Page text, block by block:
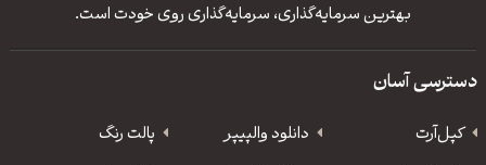
بهترین سرمایه‌گذاری، سرمایه‌گذاری روی خودت است.
دسترسی آسان
کپل‌آرت دانلود‌ والپیپر
پالت رنگ